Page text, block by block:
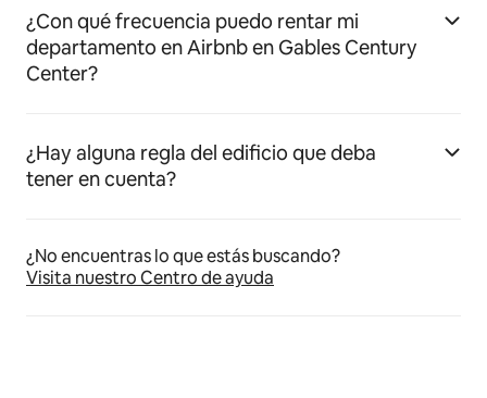
¿Con qué frecuencia puedo rentar mi
departamento en Airbnb en Gables Century
Center?
¿Hay alguna regla del edificio que deba
tener en cuenta?
¿No encuentras lo que estás buscando?
Visita nuestro Centro de ayuda